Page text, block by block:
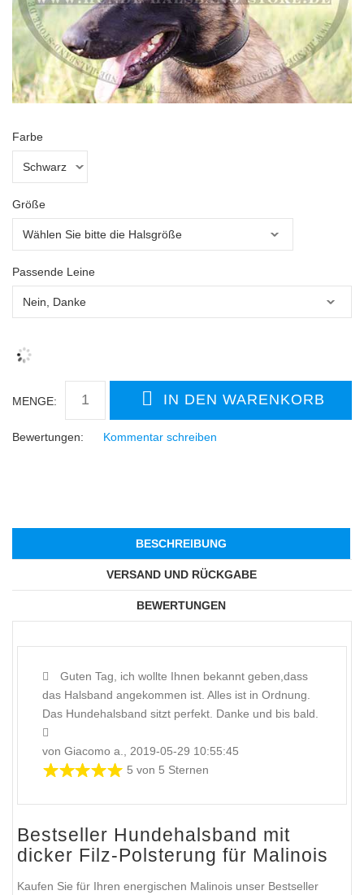
Farbe
Größe
Passende Leine
MENGE:
Bewertungen: Kommentar schreiben
BESCHREIBUNG
VERSAND UND RÜCKGABE
BEWERTUNGEN
Guten Tag, ich wollte Ihnen bekannt geben,dass
das Halsband angekommen ist. Alles ist in Ordnung.
Das Hundehalsband sitzt perfekt. Danke und bis bald.
von Giacomo a., 2019-05-29 10:55:45
5 von 5 Sternen
Bestseller Hundehalsband mit
dicker Filz-Polsterung für Malinois
Kaufen Sie für Ihren energischen Malinois unser Bestseller